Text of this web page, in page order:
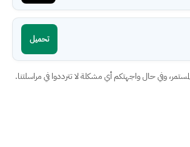
تحميل
وفي حال واجهتكم أي مشكلة لا تترددوا في مراسلتنا.